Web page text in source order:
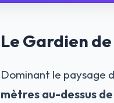
Le Gardien
Dominant le paysage
mètres au-dessus